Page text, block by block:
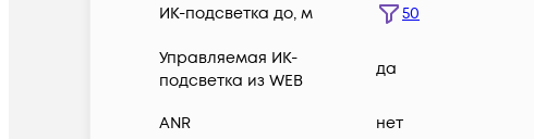
ИК-подсветка до, м 50
Управляемая ИК-
подсветка из WEB
да
ANR нет